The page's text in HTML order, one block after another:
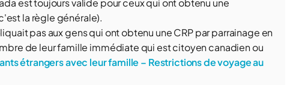
est toujours valide pour ceux qui ont obtenu une
la règle générale).
pas aux gens qui ont obtenu une CRP par parrainage en
de leur famille immédiate qui est citoyen canadien ou
étrangers avec leur famille – Restrictions de voyage au